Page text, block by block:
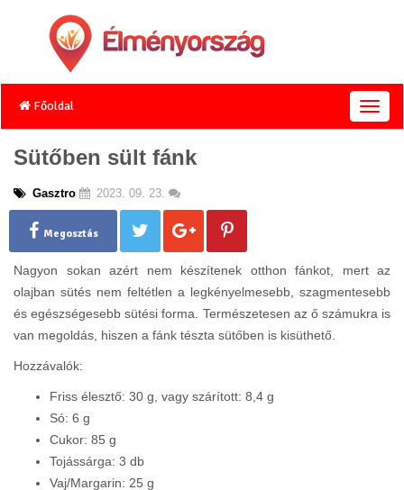
Főoldal
T
o
g
Sütőben sült fánk
Gasztro 2023. 09. 23.
Megosztás
Nagyon sokan azért nem készítenek otthon fánkot, mert az
olajban sütés nem feltétlen a legkényelmesebb, szagmentesebb
és egészségesebb sütési forma. Természetesen az ő számukra is
van megoldás, hiszen a fánk tészta sütőben is kisüthető.
Hozzávalók:
Friss élesztő: 30 g, vagy szárított: 8,4 g
Só: 6 g
Cukor: 85 g
Tojássárga: 3 db
Vaj/Margarin: 25 g